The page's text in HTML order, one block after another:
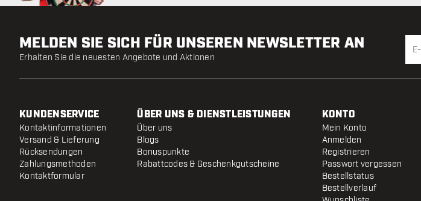
MELDEN SIE SICH FÜR UNSEREN NEWSLETTER AN
Erhalten Sie die neuesten Angebote und Aktionen
KUNDENSERVICE
Kontaktinformationen
Versand & Lieferung
Rücksendungen
Zahlungsmethoden
Kontaktformular
ÜBER UNS & DIENSTLEISTUNGEN
Über uns
Blogs
Bonuspunkte
Rabattcodes & Geschenkgutscheine
KONTO
Mein Konto
Anmelden
Registrieren
Passwort vergessen
Bestellstatus
Bestellverlauf